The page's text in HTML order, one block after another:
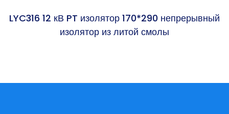
LYC316 12 кВ PT изолятор 170*290 непрерывный
изолятор из литой смолы